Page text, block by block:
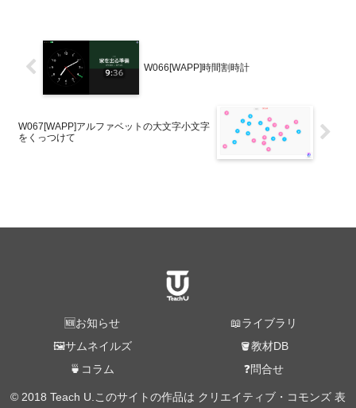
W066[WAPP]時間割時計
W067[WAPP]アルファベットの大文字小文字
をくっつけて
🆕お知らせ
📖ライブラリ
🖼️サムネイルズ
🪣教材DB
🍵コラム
❓問合せ
© 2018 Teach U.このサイトの作品は クリエイティブ・コモンズ 表